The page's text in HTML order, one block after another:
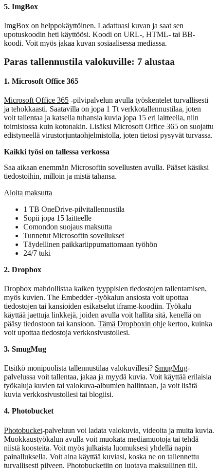
5. ImgBox
ImgBox on helppokäyttöinen. Ladattuasi kuvan ja saat sen
upotuskoodin heti käyttöösi. Koodi on URL-, HTML- tai BB-
koodi. Voit myös jakaa kuvan sosiaalisessa mediassa.
Paras tallennustila valokuville: 7 alustaa
1. Microsoft Office 365
Microsoft Office 365 -pilvipalvelun avulla työskentelet turvallisesti
ja tehokkaasti. Saatavilla on jopa 1 Tt verkkotallennustilaa, joten
voit tallentaa ja katsella tuhansia kuvia jopa 15 eri laitteella, niin
toimistossa kuin kotonakin. Lisäksi Microsoft Office 365 on suojattu
edistyneellä virustorjuntaohjelmistolla, joten tietosi pysyvät turvassa.
Kaikki työsi on tallessa verkossa
Saa aikaan enemmän Microsoftin sovellusten avulla. Pääset käsiksi
tiedostoihin, milloin ja mistä tahansa.
Aloita maksutta
1 TB OneDrive-pilvitallennustila
Sopii jopa 15 laitteelle
Comondon suojaus maksutta
Tunnetut Microsoftin sovellukset
Täydellinen paikkariippumattomaan työhön
24/7 tuki
2. Dropbox
Dropbox mahdollistaa kaiken tyyppisien tiedostojen tallentamisen,
myös kuvien. The Embedder -työkalun ansiosta voit upottaa
tiedostojen tai kansioiden esikatselut iframe-koodiin. Työkalu
käyttää jaettuja linkkejä, joiden avulla voit hallita sitä, kenellä on
pääsy tiedostoon tai kansioon. Tämä Dropboxin ohje kertoo, kuinka
voit upottaa tiedostoja verkkosivustollesi.
3. SmugMug
Etsitkö monipuolista tallennustilaa valokuvillesi? SmugMug-
palvelussa voit tallentaa, jakaa ja myydä kuvia. Voit käyttää erilaisia
työkaluja kuvien tai valokuva-albumien hallintaan, ja voit lisätä
kuvia verkkosivustollesi tai blogiisi.
4. Photobucket
Photobucket-palveluun voi ladata valokuvia, videoita ja muita kuvia.
Muokkaustyökalun avulla voit muokata mediamuotoja tai tehdä
niistä koosteita. Voit myös julkaista luomuksesi yhdellä napin
painalluksella. Voit aina käyttää kuviasi, koska ne on tallennettu
turvallisesti pilveen. Photobucketiin on luotava maksullinen tili.